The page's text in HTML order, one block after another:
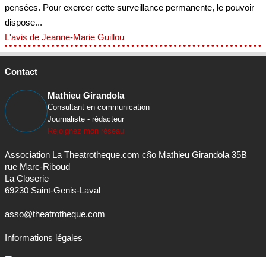
pensées. Pour exercer cette surveillance permanente, le pouvoir
dispose...
L'avis de Jeanne-Marie Guillou
Contact
Mathieu Girandola
Consultant en communication
Journaliste - rédacteur
Rejoignez mon réseau
Association La Theatrotheque.com c§o Mathieu Girandola 35B
rue Marc-Riboud
La Closerie
69230 Saint-Genis-Laval
asso@theatrotheque.com
Informations légales